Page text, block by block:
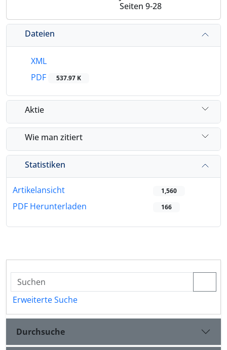
Seiten 9-28
Dateien
XML
PDF
537.97 K
Aktie
Wie man zitiert
Statistiken
Artikelansicht 1,560
PDF Herunterladen 166
Erweiterte Suche
Durchsuche